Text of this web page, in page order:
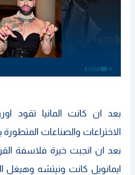
بعد ان كانت المانيا تقود
الاختراعات والصناعات المتطورة
بعد ان انجبت خيرة فلاسفة
ايمانويل كانت ونيتشه وهيغل